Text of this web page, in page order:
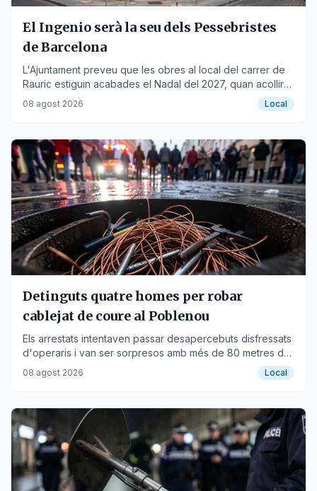
El Ingenio serà la seu dels Pessebristes
de Barcelona
L'Ajuntament preveu que les obres al local del carrer de
Rauric estiguin acabades el Nadal del 2027, quan acollirà
l'entitat.
08 agost 2026 Local
Detinguts quatre homes per robar
cablejat de coure al Poblenou
Els arrestats intentaven passar desapercebuts disfressats
d'operaris i van ser sorpresos amb més de 80 metres de
cable sostret.
08 agost 2026 Local